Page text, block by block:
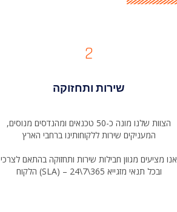
2
שירות ותחזוקה
הצוות שלנו מונה כ-50 טכנאים ומהנדסים מנוסים,
המעניקים שירות ללקוחותינו ברחבי הארץ
אנו מציעים מגוון חבילות שירות ותחזוקה בהתאם לצרכי
הלקוח (SLA) – 24\7\365 ובכל תנאי מזגייא